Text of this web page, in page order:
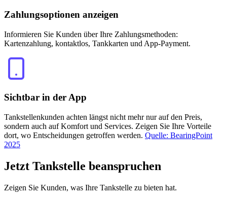
Zahlungsoptionen anzeigen
Informieren Sie Kunden über Ihre Zahlungsmethoden:
Kartenzahlung, kontaktlos, Tankkarten und App-Payment.
Sichtbar in der App
Tankstellenkunden achten längst nicht mehr nur auf den Preis,
sondern auch auf Komfort und Services. Zeigen Sie Ihre Vorteile
dort, wo Entscheidungen getroffen werden. Quelle: BearingPoint
2025
Jetzt Tankstelle beanspruchen
Zeigen Sie Kunden, was Ihre Tankstelle zu bieten hat.